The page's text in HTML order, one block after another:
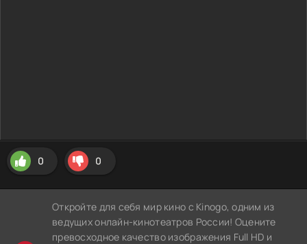
0 0
Откройте для себя мир кино с Kinogo, одним из
ведущих онлайн-кинотеатров России! Оцените
превосходное качество изображения Full HD и